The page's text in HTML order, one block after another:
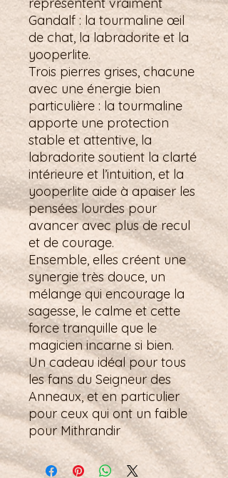
Gandalf : la tourmaline œil
de chat, la labradorite et la
yooperlite.
Trois pierres grises, chacune
avec une énergie bien
particulière : la tourmaline
apporte une protection
stable et attentive, la
labradorite soutient la clarté
intérieure et l’intuition, et la
yooperlite aide à apaiser les
pensées lourdes pour
avancer avec plus de recul
et de courage.
Ensemble, elles créent une
synergie très douce, un
mélange qui encourage la
sagesse, le calme et cette
force tranquille que le
magicien incarne si bien.
Un cadeau idéal pour tous
les fans du Seigneur des
Anneaux, et en particulier
pour ceux qui ont un faible
pour Mithrandir